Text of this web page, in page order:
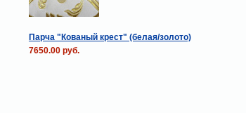
Парча "Кованый крест" (белая/золото)
7650.00 руб.